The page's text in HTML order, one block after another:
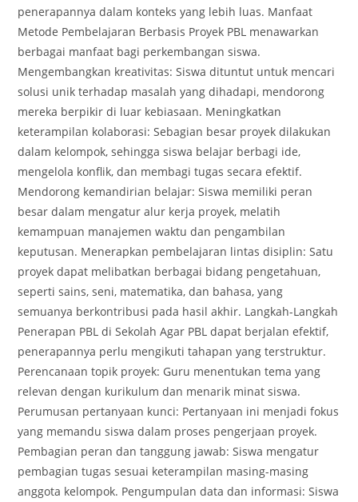
penerapannya dalam konteks yang lebih luas. Manfaat
Metode Pembelajaran Berbasis Proyek PBL menawarkan
berbagai manfaat bagi perkembangan siswa.
Mengembangkan kreativitas: Siswa dituntut untuk mencari
solusi unik terhadap masalah yang dihadapi, mendorong
mereka berpikir di luar kebiasaan. Meningkatkan
keterampilan kolaborasi: Sebagian besar proyek dilakukan
dalam kelompok, sehingga siswa belajar berbagi ide,
mengelola konflik, dan membagi tugas secara efektif.
Mendorong kemandirian belajar: Siswa memiliki peran
besar dalam mengatur alur kerja proyek, melatih
kemampuan manajemen waktu dan pengambilan
keputusan. Menerapkan pembelajaran lintas disiplin: Satu
proyek dapat melibatkan berbagai bidang pengetahuan,
seperti sains, seni, matematika, dan bahasa, yang
semuanya berkontribusi pada hasil akhir. Langkah-Langkah
Penerapan PBL di Sekolah Agar PBL dapat berjalan efektif,
penerapannya perlu mengikuti tahapan yang terstruktur.
Perencanaan topik proyek: Guru menentukan tema yang
relevan dengan kurikulum dan menarik minat siswa.
Perumusan pertanyaan kunci: Pertanyaan ini menjadi fokus
yang memandu siswa dalam proses pengerjaan proyek.
Pembagian peran dan tanggung jawab: Siswa mengatur
pembagian tugas sesuai keterampilan masing-masing
anggota kelompok. Pengumpulan data dan informasi: Siswa